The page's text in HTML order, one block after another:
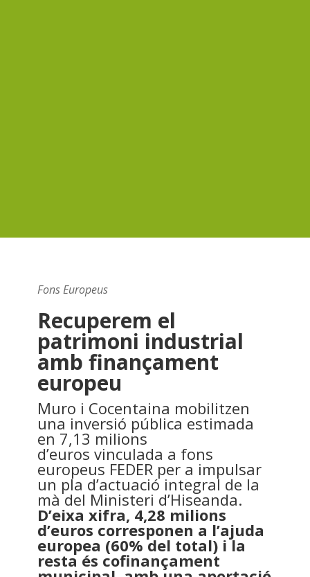
Fons Europeus
Recuperem el
patrimoni industrial
amb finançament
europeu
Muro i Cocentaina mobilitzen
una inversió pública estimada
en 7,13 milions
d’euros vinculada a fons
europeus FEDER per a impulsar
un pla d’actuació integral de la
mà del Ministeri d’Hiseanda.
D’eixa xifra, 4,28 milions
d’euros corresponen a l’ajuda
europea (60% del total) i la
resta és cofinançament